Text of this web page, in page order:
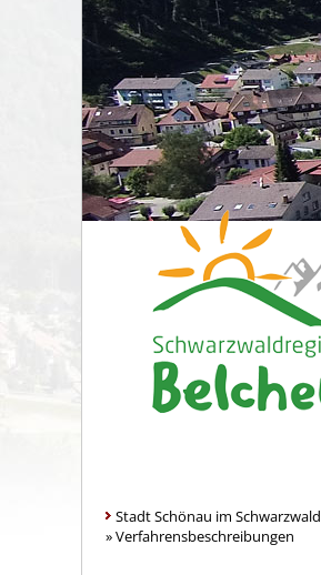
Stadt Schönau im Schwarzwald
»Verfahrensbeschreibungen